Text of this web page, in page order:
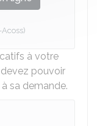
à votre
pouvoir
sa demande.